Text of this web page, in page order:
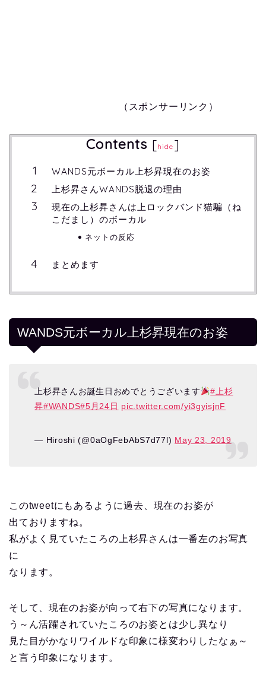
（スポンサーリンク）
Contents [hide ]
WANDS元ボーカル上杉昇現在のお姿
上杉昇さんWANDS脱退の理由
現在の上杉昇さんは上ロックバンド猫騙（ね
こだまし）のボーカル
ネットの反応
まとめます
WANDS元ボーカル上杉昇現在のお姿
上杉昇さんお誕生日おめでとうございます
#上杉
昇#WANDS#5月24日 pic.twitter.com/yi3gyisjnF
— Hiroshi (@0aOgFebAbS7d77l) May 23, 2019
このtweetにもあるように過去、現在のお姿が
出ておりますね。
私がよく見ていたころの上杉昇さんは一番左のお写真
に
なります。
そして、現在のお姿が向って右下の写真になります。
う～ん活躍されていたころのお姿とは少し異なり
見た目がかなりワイルドな印象に様変わりしたなぁ～
と言う印象になります。